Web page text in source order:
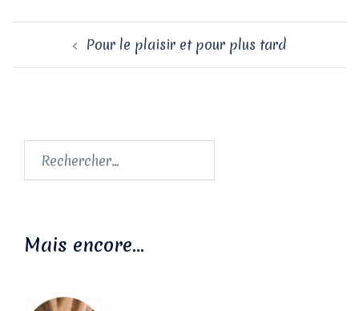
Navigation
d’articlePour le plaisir et pour plus tard
Rechercher :
Mais encore…